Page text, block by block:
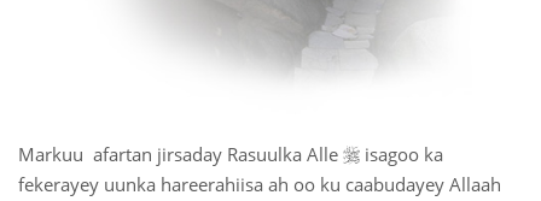
Markuu afartan jirsaday Rasuulka Alle  isagoo ka
fekerayey uunka hareerahiisa ah oo ku caabudayey Allaah